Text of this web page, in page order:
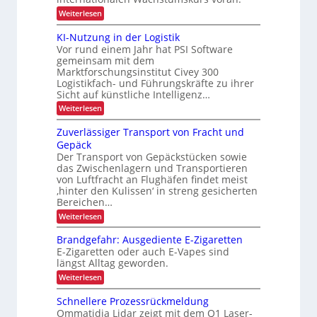
n
g
h
ö
f
e
P
r
ä
z
i
s
i
o
n
i
m
i
n
n
e
r
b
e
t
r
i
e
b
h
e
r
h
e
i
t
d
u
r
h
L
E
D
-
P
r
o
j
e
t
t
i
s
i
e
r
t
e
s
P
a
l
e
t
e
n
m
a
n
a
g
e
m
e
n
t
Weiterlesen:
A
s
b
a
u
d
e
r
U
S
A
r
ä
s
e
n
z
KI-Nutzung in der Logistik
Vor rund einem Jahr hat PSI Software
gemeinsam mit dem
Marktforschungsinstitut Civey 300
Logistikfach- und Führungskräfte zu ihrer
Sicht auf künstliche Intelligenz…
Weiterlesen:
K
I
-
u
t
z
u
n
g
i
n
d
e
r
L
o
g
s
Zuverlässiger Transport von Fracht und
Gepäck
Der Transport von Gepäckstücken sowie
das Zwischenlagern und Transportieren
von Luftfracht an Flughäfen findet meist
‚hinter den Kulissen‘ in streng gesicherten
Bereichen…
Weiterlesen:
Z
u
v
e
r
l
ä
s
i
Brandgefahr: Ausgediente E-Zigaretten
E-Zigaretten oder auch E-Vapes sind
längst Alltag geworden.
Weiterlesen:
B
a
Schnellere Prozessrückmeldung
Ommatidia Lidar zeigt mit dem Q1 Laser-